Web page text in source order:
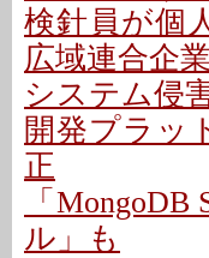
検針員が個
広域連合企
システム侵
開発プラッ
正
「
ル」も